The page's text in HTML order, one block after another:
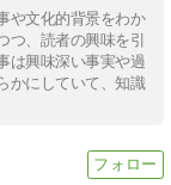
や文化的背景をわか
つ、読者の興味を引
は興味深い事実や過
かにしていて、知識